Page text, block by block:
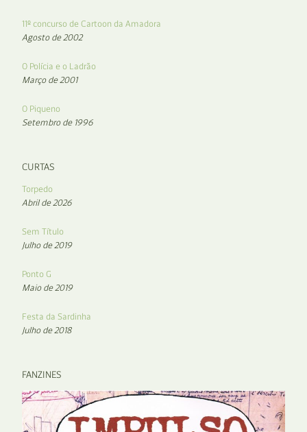
11º concurso de Cartoon da Amadora
Agosto de 2002
O Polícia e o Ladrão
Março de 2001
O Piqueno
Setembro de 1996
CURTAS
Torpedo
Abril de 2026
Sem Título
Julho de 2019
Ponto G
Maio de 2019
Festa da Sardinha
Julho de 2018
FANZINES